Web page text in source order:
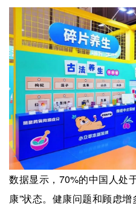
数据显示，70%的中国人处
康”状态。健康问题和顾虑